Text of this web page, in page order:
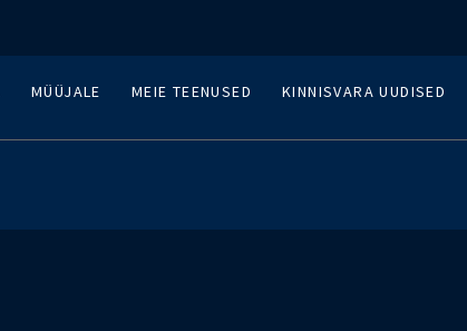
MÜÜJALE MEIE TEENUSED KINNISVARA UUDISED